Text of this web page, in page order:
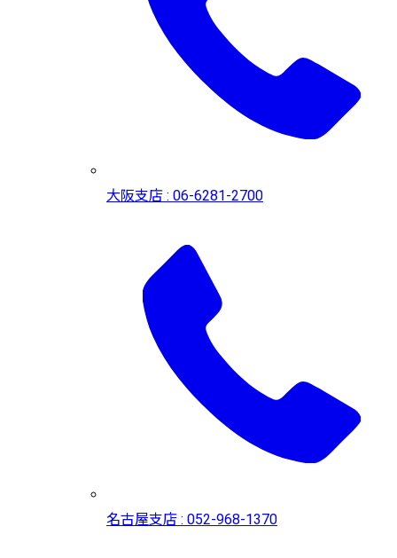
大阪支店 : 06-6281-2700
名古屋支店 : 052-968-1370